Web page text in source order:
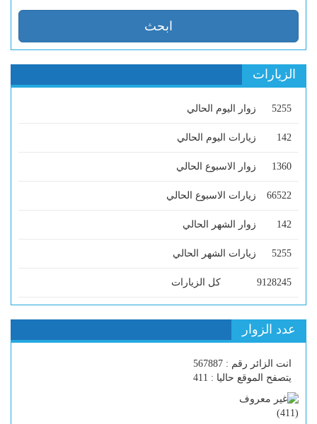
الزيارات
5255 زوار اليوم الحالي
142 زيارات اليوم الحالي
1360 زوار الاسبوع الحالي
66522 زيارات الاسبوع الحالي
142 زوار الشهر الحالي
5255 زيارات الشهر الحالي
9128245 كل الزيارات
عدد الزوار
انت الزائر رقم : 567887
يتصفح الموقع حاليا : 411
(
411
)